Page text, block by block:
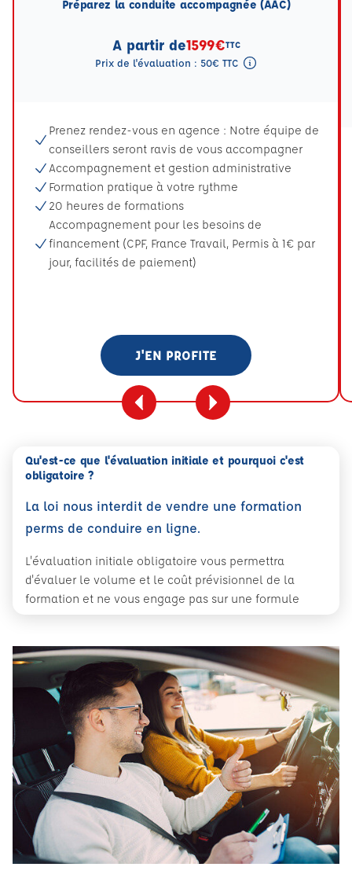
Préparez la conduite accompagnée (AAC)
A partir de1599€TTC
Prix de l'évaluation : 50€ TTC
Prenez rendez-vous en agence : Notre équipe de
conseillers seront ravis de vous accompagner
Accompagnement et gestion administrative
Formation pratique à votre rythme
20 heures de formations
Accompagnement pour les besoins de
financement (CPF, France Travail, Permis à 1€ par
jour, facilités de paiement)
J'EN PROFITE
Qu'est-ce que l'évaluation initiale et pourquoi c'est
obligatoire ?
La loi nous interdit de vendre une formation
perms de conduire en ligne.
L'évaluation initiale obligatoire vous permettra
d'évaluer le volume et le coût prévisionnel de la
formation et ne vous engage pas sur une formule